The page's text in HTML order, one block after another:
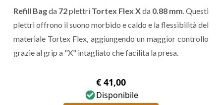
Refill Bagda 72plettri Tortex Flex Xda 0.88 mm. Questi
plettri offrono il suono morbido e caldo e la flessibilità del
materiale Tortex Flex, aggiungendo un maggior controllo
grazie al grip a "X" intagliato che facilita la presa.
€ 41,00
Disponibile